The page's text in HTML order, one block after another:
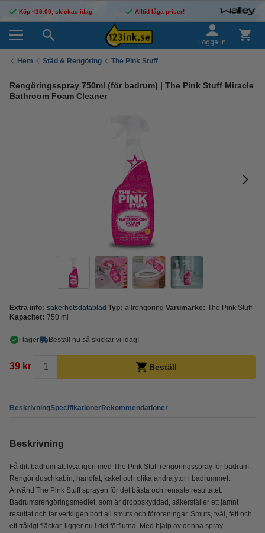
Köp <16:00, skickas idag Alltid låga priser!
Logga in
Hem Städ & Rengöring The Pink Stuff
Rengöringsspray 750ml (för badrum) | The Pink Stuff Miracle
Bathroom Foam Cleaner
Extra info: säkerhetsdatablad Typ: allrengöring Varumärke: The Pink Stuff
Kapacitet: 750 ml
i lager Beställ nu så skickar vi idag!
39 kr Beställ
BeskrivningSpecifikationerRekommendationer
Beskrivning
Få ditt badrum att lysa igen med The Pink Stuff rengöringsspray för badrum.
Rengör duschkabin, handfat, kakel och olika andra ytor i badrummet.
Använd The Pink Stuff sprayen för det bästa och renaste resultatet.
Badrumsrengöringsmedlet, som är droppskyddad, säkerställer ett jämnt
resultat och tar verkligen bort all smuts och föroreningar. Smuts, tvål, fett och
ett tråkigt fläckar, ligger nu i det förflutna. Med hjälp av denna spray